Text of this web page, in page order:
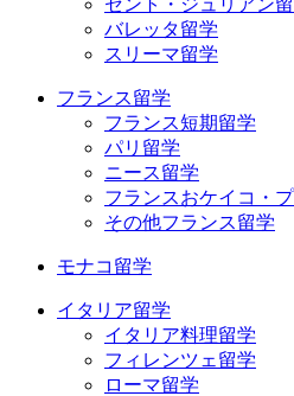
バレッタ留学
スリーマ留学
フランス留学
フランス短期留学
パリ留学
ニース留学
フランスおケイコ・
その他フランス留学
モナコ留学
イタリア留学
イタリア料理留学
フィレンツェ留学
ローマ留学